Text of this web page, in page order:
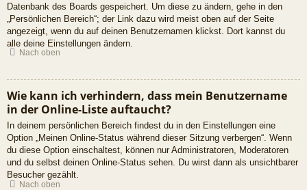
Datenbank des Boards gespeichert. Um diese zu ändern, gehe in den
„Persönlichen Bereich“; der Link dazu wird meist oben auf der Seite
angezeigt, wenn du auf deinen Benutzernamen klickst. Dort kannst du
alle deine Einstellungen ändern.
Nach oben
Wie kann ich verhindern, dass mein Benutzername
in der Online-Liste auftaucht?
In deinem persönlichen Bereich findest du in den Einstellungen eine
Option „Meinen Online-Status während dieser Sitzung verbergen“. Wenn
du diese Option einschaltest, können nur Administratoren, Moderatoren
und du selbst deinen Online-Status sehen. Du wirst dann als unsichtbarer
Besucher gezählt.
Nach oben